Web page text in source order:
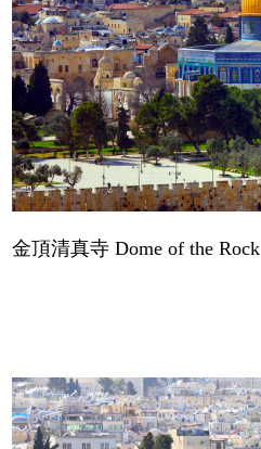
金頂清真寺 Dome of the Rock